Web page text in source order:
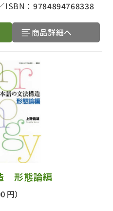
ISBN：9784894768338
商品詳細へ
形態論編
円）